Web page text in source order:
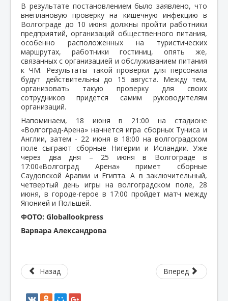
В результате постановлением было заявлено, что
внеплановую проверку на кишечную инфекцию в
Волгограде до 10 июня должны пройти работники
предприятий, организаций общественного питания,
особенно расположенных на туристических
маршрутах, работники гостиниц, опять же,
связанных с организацией и обслуживанием питания
к ЧМ. Результаты такой проверки для персонала
будут действительны до 15 августа. Между тем,
организовать такую проверку для своих
сотрудников придется самим руководителям
организаций.
Напоминаем, 18 июня в 21:00 на стадионе
«Волгоград-Арена» начнется игра сборных Туниса и
Англии, затем - 22 июня в 18:00 на волгоградском
поле сыграют сборные Нигерии и Исландии. Уже
через два дня – 25 июня в Волгограде в
17:00«Волгоград Арена» примет сборные
Саудовской Аравии и Египта. А в заключительный,
четвертый день игры на волгоградском поле, 28
июня, в городе-герое в 17:00 пройдет матч между
Японией и Польшей.
ФОТО: Globallookpress
Варвара Александрова
Назад Вперед